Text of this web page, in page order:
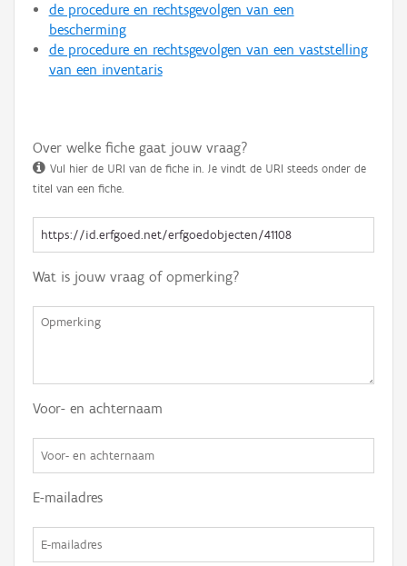
de procedure en rechtsgevolgen van een
bescherming
de procedure en rechtsgevolgen van een vaststelling
van een inventaris
Over welke fiche gaat jouw vraag?
Vul hier de URI van de fiche in. Je vindt de URI steeds onder de
titel van een fiche.
Wat is jouw vraag of opmerking?
Voor- en achternaam
E-mailadres